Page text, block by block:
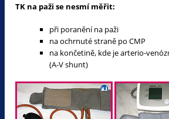
TK na paži se nesmí měřit:
při poranění na paži
na ochrnuté straně po CMP
na končetině, kde je arterio-
(A-V shunt)